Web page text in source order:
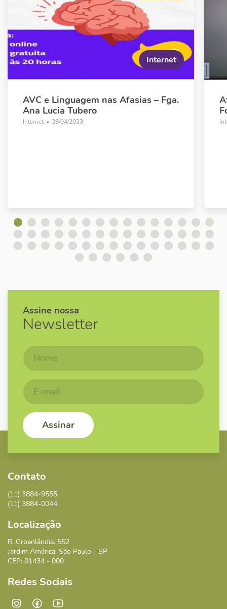
Internet
AVC e Linguagem nas Afasias – Fga.
Ana Lucia Tubero
Internet • 28/04/2023
Assine nossa
Newsletter
Contato
(11) 3884-9555
(11) 3884-0044
Localização
R. Groenlândia, 552
Jardim América, São Paulo - SP
CEP: 01434 - 000
Redes Sociais